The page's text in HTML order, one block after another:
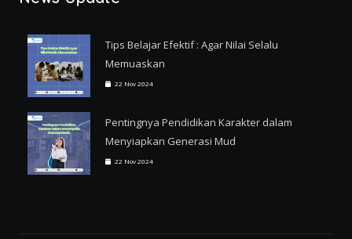
Tips Belajar Efektif : Agar Nilai Selalu
Memuaskan
22 Nov 2024
Pentingnya Pendidikan Karakter dalam
Menyiapkan Generasi Mud
22 Nov 2024